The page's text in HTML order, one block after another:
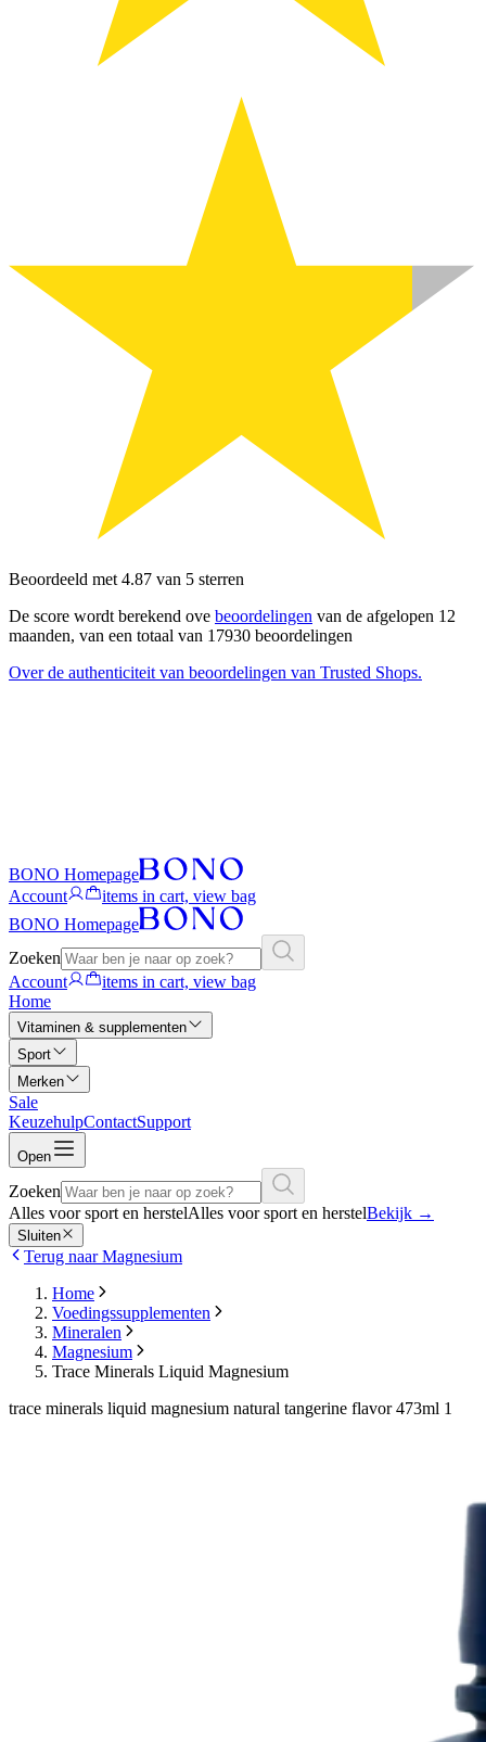
Beoordeeld met 4.87 van 5 sterren
De score wordt berekend ove beoordelingen van de afgelopen 12
maanden, van een totaal van 17930 beoordelingen
Over de authenticiteit van beoordelingen van Trusted Shops.
BONO Homepage
Account
items in cart, view bag
BONO Homepage
Zoeken
Account
items in cart, view bag
Home
Vitaminen & supplementen
Sport
Merken
Sale
KeuzehulpContactSupport
Open
Zoeken
Alles voor sport en herstelAlles voor sport en herstelBekijk →
Sluiten
Terug naar Magnesium
Home
Voedingssupplementen
Mineralen
Magnesium
Trace Minerals Liquid Magnesium
trace minerals liquid magnesium natural tangerine flavor 473ml 1